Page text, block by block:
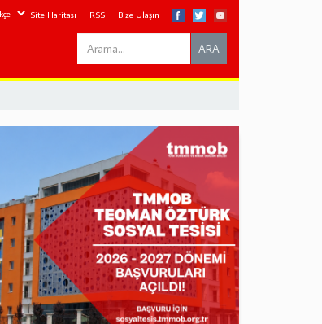
Site Haritası RSS Bize Ulaşın
Search
this
ARA